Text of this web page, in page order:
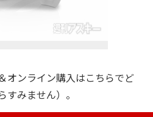
オンライン購入はこちらでど
すみません）。